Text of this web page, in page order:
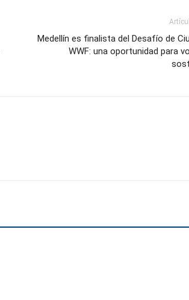
Medellín es finalista del Desafío de
WWF: una oportunidad para